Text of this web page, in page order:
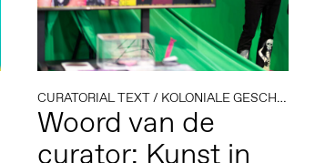
POLITIEK EN TECHNOLOGIE
CURATORIAL TEXT/ KOLONIALE GESCHIEDENIS
Woord van de
curator: Kunst in